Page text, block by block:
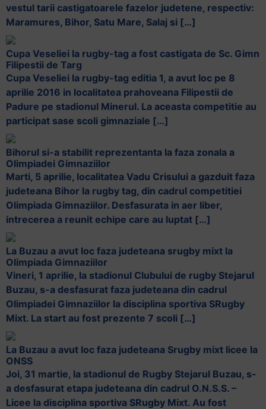
vestul tarii castigatoarele fazelor judetene, respectiv:
Maramures, Bihor, Satu Mare, Salaj si […]
Cupa Veseliei la rugby-tag a fost castigata de Sc. Gimn
Filipestii de Targ
Cupa Veseliei la rugby-tag editia 1, a avut loc pe 8
aprilie 2016 in localitatea prahoveana Filipestii de
Padure pe stadionul Minerul. La aceasta competitie au
participat sase scoli gimnaziale […]
Bihorul si-a stabilit reprezentanta la faza zonala a
Olimpiadei Gimnaziilor
Marti, 5 aprilie, localitatea Vadu Crisului a gazduit faza
judeteana Bihor la rugby tag, din cadrul competitiei
Olimpiada Gimnaziilor. Desfasurata in aer liber,
intrecerea a reunit echipe care au luptat […]
La Buzau a avut loc faza judeteana srugby mixt la
Olimpiada Gimnaziilor
Vineri, 1 aprilie, la stadionul Clubului de rugby Stejarul
Buzau, s-a desfasurat faza judeteana din cadrul
Olimpiadei Gimnaziilor la disciplina sportiva SRugby
Mixt. La start au fost prezente 7 scoli […]
La Buzau a avut loc faza judeteana Srugby mixt licee la
ONSS
Joi, 31 martie, la stadionul de Rugby Stejarul Buzau, s-
a desfasurat etapa judeteana din cadrul O.N.S.S. –
Licee la disciplina sportiva SRugby Mixt. Au fost